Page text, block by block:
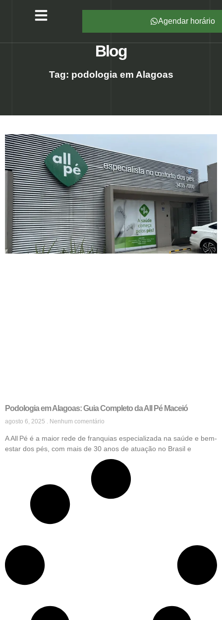
Agendar horário
Blog
Tag: podologia em Alagoas
Podologia em Alagoas: Guia Completo da All Pé Maceió
agosto 6, 2025 Nenhum comentário
A All Pé é a maior rede de franquias especializada na saúde e bem-
estar dos pés, com mais de 30 anos de atuação no Brasil e